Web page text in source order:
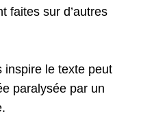
faites sur d’autres
inspire le texte peut
paralysée par un